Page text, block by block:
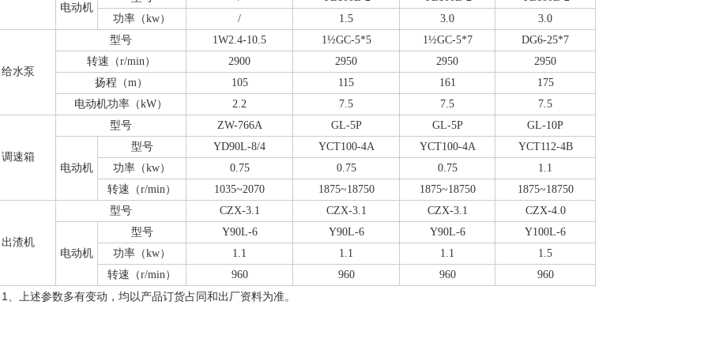
电动机
功率（kw）
/ 1.5 3.0 3.0
给水泵
型号 1W2.4-10.5 1½GC-5*5 1½GC-5*7
DG6-25*7
转速（r/min）
2900 2950 2950
2950
扬程（m）
105 115 161
175
电动机功率（kW）
2.2 7.5 7.5 7.5
调速箱
型号 ZW-766A GL-5P GL-5P GL-10P
电动机
型号 YD90L-8/4 YCT100-4A YCT100-4A
YCT112-4B
功率（kw）
0.75 0.75 0.75
1.1
转速（r/min）
1035~2070 1875~18750 1875~18750 1875~18750
出渣机
型号 CZX-3.1 CZX-3.1 CZX-3.1 CZX-4.0
电动机
型号 Y90L-6 Y90L-6 Y90L-6
Y100L-6
功率（kw）
1.1 1.1 1.1
1.5
转速（r/min）
960 960 960 960
、上述参数多有变动，均以产品订货占同和出厂资料为准。